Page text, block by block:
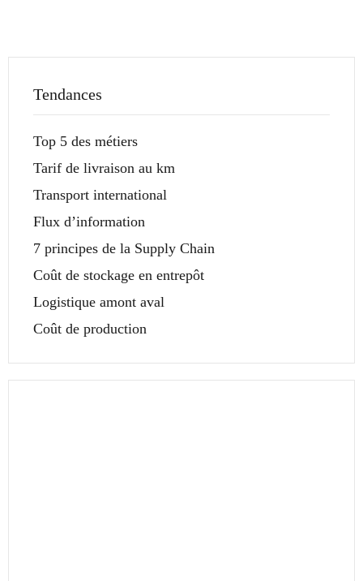
Tendances
Top 5 des métiers
Tarif de livraison au km
Transport international
Flux d’information
7 principes de la Supply Chain
Coût de stockage en entrepôt
Logistique amont aval
Coût de production